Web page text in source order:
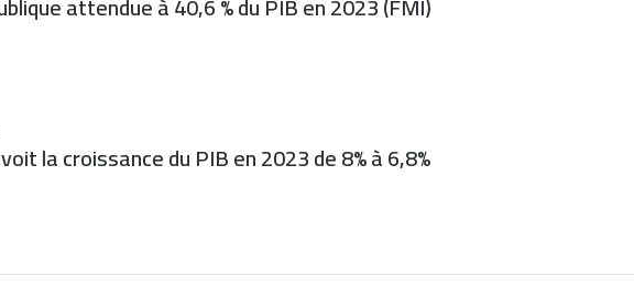
la croissance du PIB en 2023 de 8% à 6,8%